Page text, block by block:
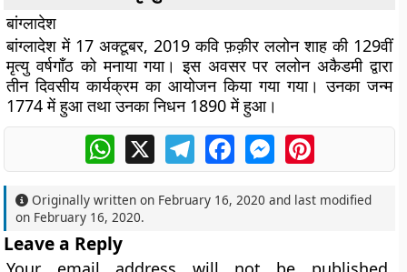
बांग्लादेश
बांग्लादेश में 17 अक्टूबर, 2019 कवि फ़क़ीर ललोन शाह की 129वीं
मृत्यु वर्षगाँठ को मनाया गया। इस अवसर पर ललोन अकैडमी द्वारा
तीन दिवसीय कार्यक्रम का आयोजन किया गया गया। उनका जन्म
1774 में हुआ तथा उनका निधन 1890 में हुआ।
WhatsApp
X TelegramFacebookMessengerPinterest
Originally written on February 16, 2020 and last modified
on February 16, 2020.
Leave a Reply